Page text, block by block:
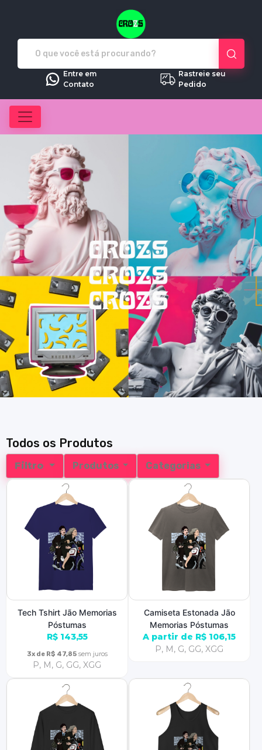
Crozs - Camisetas e produtos
Entre em
Contato
Rastreie seu
Pedido
Todos os Produtos
Filtro Produtos Categorias
Tech Tshirt Jão Memorias
Póstumas
R$ 143,55
3x de R$ 47,85sem juros
P, M, G, GG, XGG
Camiseta Estonada Jão
Memorias Póstumas
A partir de R$ 106,15
P, M, G, GG, XGG